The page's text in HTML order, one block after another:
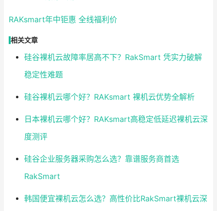
RAKsmart年中钜惠 全线福利价
相关文章
硅谷裸机云故障率居高不下？RakSmart 凭实力破解
稳定性难题
硅谷裸机云哪个好？RAKsmart 裸机云优势全解析
日本裸机云哪个好？RAKsmart高稳定低延迟裸机云深
度测评
硅谷企业服务器采购怎么选？靠谱服务商首选
RakSmart
韩国便宜裸机云怎么选？高性价比RakSmart裸机云深